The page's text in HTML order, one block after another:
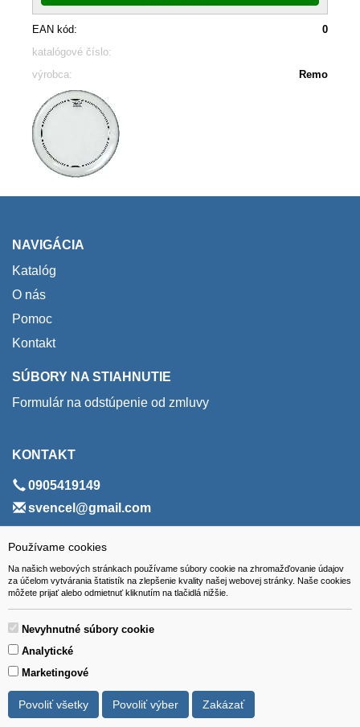
Používame cookies
Na našich webových stránkach používame súbory cookie na zhromažďovanie údajov
za účelom vytvárania štatistík na zlepšenie kvality našej webovej stránky. Naše cookies
môžete prijať alebo odmietnuť kliknutím na tlačidlá nižšie.
Nevyhnutné súbory cookie
Analytické
Marketingové
Povoliť všetky Povoliť výber Zakázať
EAN kód:
0
katalógové číslo:
výrobca:
Remo
NAVIGÁCIA
Katalóg
O nás
Pomoc
Kontakt
SÚBORY NA STIAHNUTIE
Formulár na odstúpenie od zmluvy
KONTAKT
0905419149
svencel@gmail.com
ADRESA
VEST - tech s.r.o.
Hviezdoslavova 280/6, 965 01 Žiar nad Hronom
Slovakia (Slovak Republic)
Všetky ceny sú uvádzané vrátane DPH.